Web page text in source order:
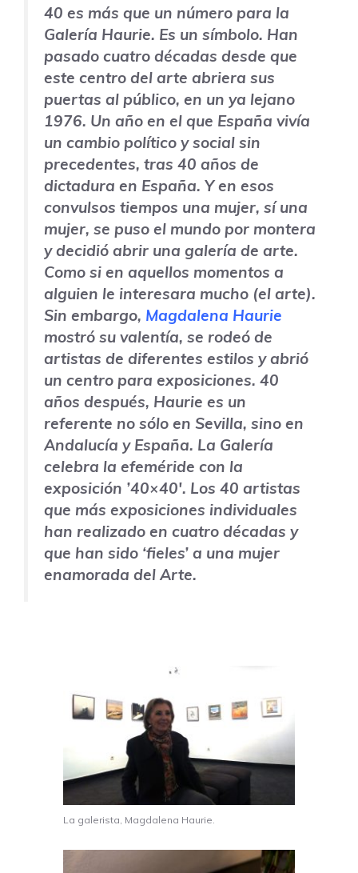
40 es más que un número para la
Galería Haurie. Es un símbolo. Han
pasado cuatro décadas desde que
este centro del arte abriera sus
puertas al público, en un ya lejano
1976. Un año en el que España vivía
un cambio político y social sin
precedentes, tras 40 años de
dictadura en España. Y en esos
convulsos tiempos una mujer, sí una
mujer, se puso el mundo por montera
y decidió abrir una galería de arte.
Como si en aquellos momentos a
alguien le interesara mucho (el arte).
Sin embargo, Magdalena Haurie
mostró su valentía, se rodeó de
artistas de diferentes estilos y abrió
un centro para exposiciones. 40
años después, Haurie es un
referente no sólo en Sevilla, sino en
Andalucía y España. La Galería
celebra la efeméride con la
exposición ’40×40′. Los 40 artistas
que más exposiciones individuales
han realizado en cuatro décadas y
que han sido ‘fieles’ a una mujer
enamorada del Arte.
La galerista, Magdalena Haurie.